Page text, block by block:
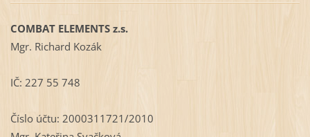
COMBAT ELEMENTS z.s.
Mgr. Richard Kozák
IČ: 227 55 748
Číslo účtu: 2000311721/2010